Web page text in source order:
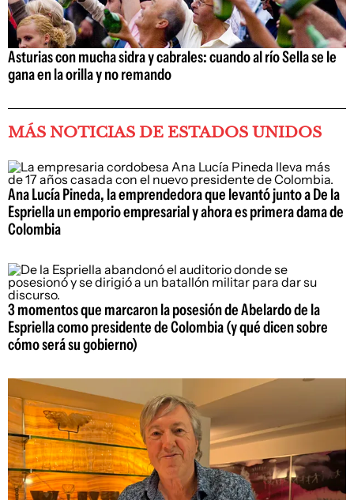
Asturias con mucha sidra y cabrales: cuando al río Sella se le
gana en la orilla y no remando
MÁS NOTICIAS DE ESTADOS UNIDOS
Ana Lucía Pineda, la emprendedora que levantó junto a De la
Espriella un emporio empresarial y ahora es primera dama de
Colombia
3 momentos que marcaron la posesión de Abelardo de la
Espriella como presidente de Colombia (y qué dicen sobre
cómo será su gobierno)